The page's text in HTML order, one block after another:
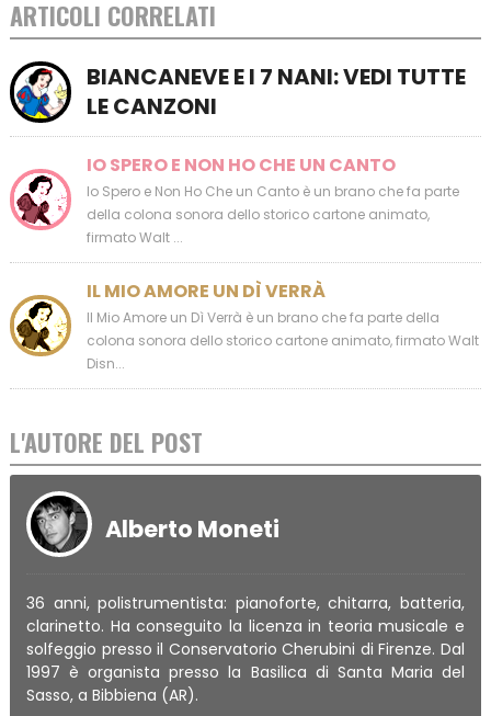
ARTICOLI CORRELATI
BIANCANEVE E I 7 NANI: VEDI TUTTE
LE CANZONI
IO SPERO E NON HO CHE UN CANTO
Io Spero e Non Ho Che un Canto è un brano che fa parte
della colona sonora dello storico cartone animato,
firmato Walt ...
IL MIO AMORE UN DÌ VERRÀ
Il Mio Amore un Dì Verrà è un brano che fa parte della
colona sonora dello storico cartone animato, firmato Walt
Disn...
L'AUTORE DEL POST
Alberto Moneti
36 anni, polistrumentista: pianoforte, chitarra, batteria,
clarinetto. Ha conseguito la licenza in teoria musicale e
solfeggio presso il Conservatorio Cherubini di Firenze. Dal
1997 è organista presso la Basilica di Santa Maria del
Sasso, a Bibbiena (AR).